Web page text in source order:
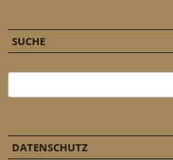
SUCHE
DATENSCHUTZ